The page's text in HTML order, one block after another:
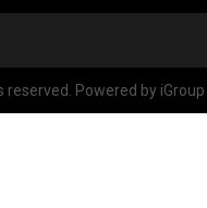
Powered by